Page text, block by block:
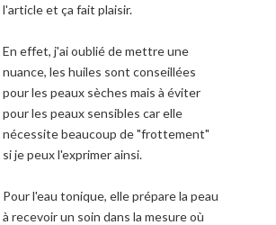
l'article et ça fait plaisir.
En effet, j'ai oublié de mettre une
nuance, les huiles sont conseillées
pour les peaux sèches mais à éviter
pour les peaux sensibles car elle
nécessite beaucoup de "frottement"
si je peux l'exprimer ainsi.
Pour l'eau tonique, elle prépare la peau
à recevoir un soin dans la mesure où